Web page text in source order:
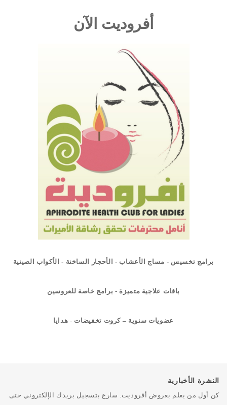
أفروديت الآن
برامج تخسيس - مساج الأعشاب - الأحجار الساخنة - الأكواب الصينية
باقات علاجية متميزة - برامج خاصة للعروسين
عضويات سنوية – كروت تخفيضات - هدايا
النشرة الأخبارية
كن أول من يعلم بعروض أفروديت. سارع بتسجيل بريدك الإلكتروني حتى